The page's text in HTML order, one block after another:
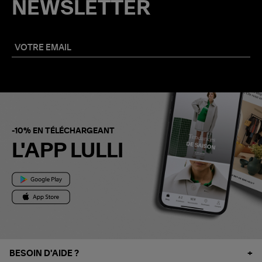
NEWSLETTER
-10% EN TÉLÉCHARGEANT
L'APP LULLI
BESOIN D'AIDE ?